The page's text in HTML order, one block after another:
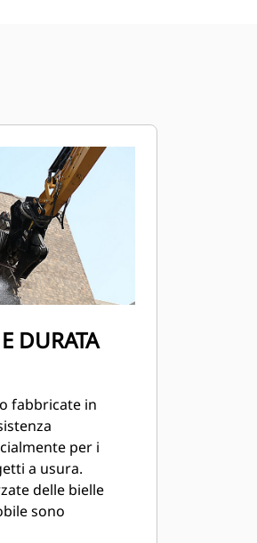
DURATA
fabbricate in
per i
a usura.
delle bielle
sono